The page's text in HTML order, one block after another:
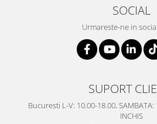
SOCIAL
Urmareste-ne in
SUPORT
Bucuresti L-V: 10.00-18.00, SAMBATA:
INCHIS